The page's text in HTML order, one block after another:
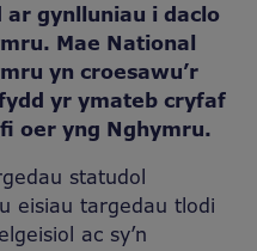
gynlluniau i daclo
Mae National
yn croesawu’r
yr ymateb cryfaf
oer yng Nghymru.
statudol
eisiau targedau tlodi
ac sy’n